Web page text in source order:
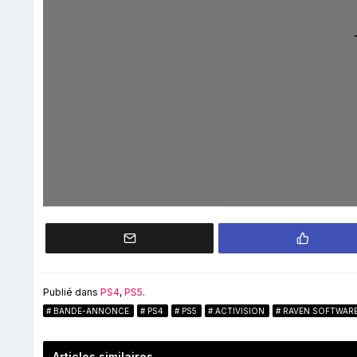
Publié dans PS4, PS5.
BANDE-ANNONCE PS4 PS5 ACTIVISION RAVEN